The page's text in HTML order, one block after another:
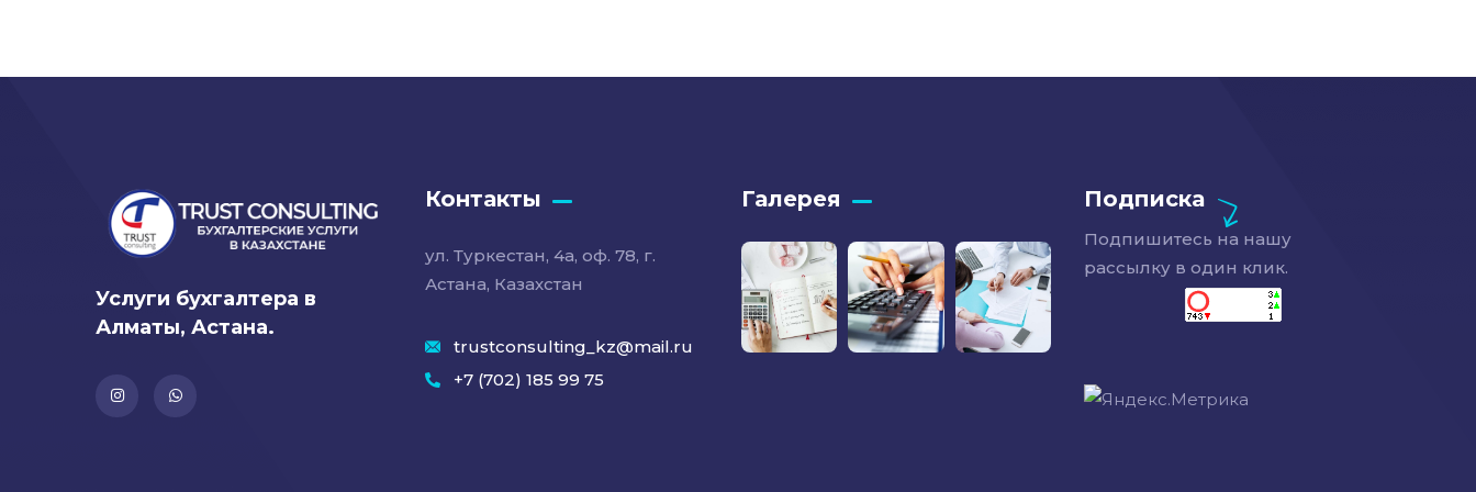
Услуги бухгалтера в
Алматы, Астана.
Контакты
ул. Туркестан, 4а, оф. 78, г.
Астана, Казахстан
trustconsulting_kz@mail.ru
+7 (702) 185 99 75
Галерея Подписка
Подпишитесь на нашу
рассылку в один клик.